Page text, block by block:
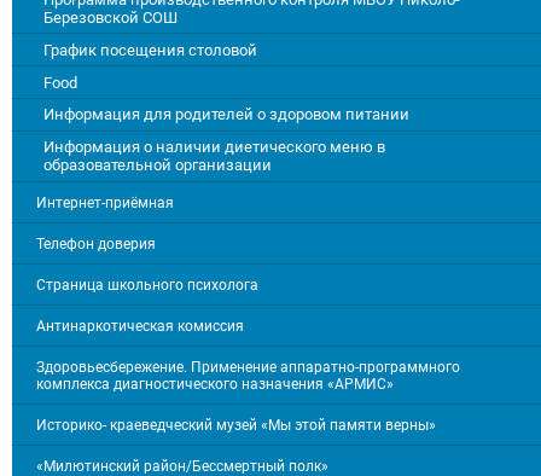
Березовской СОШ
График посещения столовой
Food
Информация для родителей о здоровом питании
Информация о наличии диетического меню в
образовательной организации
Интернет-приёмная
Телефон доверия
Страница школьного психолога
Антинаркотическая комиссия
Здоровьесбережение. Применение аппаратно-программного
комплекса диагностического назначения «АРМИС»
Историко- краеведческий музей «Мы этой памяти верны»
«Милютинский район/Бессмертный полк»